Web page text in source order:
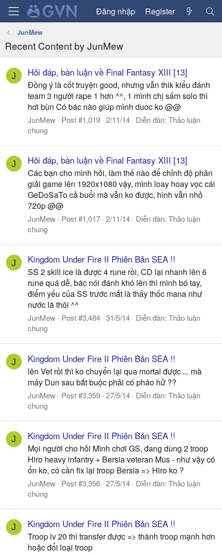
Đăng nhập Register
JunMew
Recent Content by JunMew
J Hỏi đáp, bàn luận về Final Fantasy XIII [13]
Đồng ý là cốt truyện good, nhưng vẫn thik kiểu đánh
team 3 người rape 1 hơn ^^, 1 mình chị sấm solo thì
hơi bùn Có bác nào giúp mình duoc ko @@
JunMew Post #1,019 2/11/14 Diễn đàn: Thảo luận
chung
J Hỏi đáp, bàn luận về Final Fantasy XIII [13]
Các bạn cho mình hỏi, làm thế nào để chỉnh độ phân
giải game lên 1920x1080 vậy, mình loay hoay vọc cái
GeDoSaTo cả buổi mà vẫn ko được, hình vẫn nhỏ
720p @@
JunMew Post #1,017 2/11/14 Diễn đàn: Thảo luận
chung
J Kingdom Under Fire II Phiên Bản SEA !!
SS 2 skill ice là được 4 rune rồi, CD lại nhanh lên 6
rune quá dễ, bác nói đánh khó lên thì mình bó tay,
điểm yếu của SS trước mắt là thấy thốc mana như
nước lã thôi ^^
JunMew Post #3,484 31/5/14 Diễn đàn: Thảo luận
chung
J Kingdom Under Fire II Phiên Bản SEA !!
lên Vet rồi thì ko chuyển lại qua mortal được ... mà
mấy Dun sau bắt buộc phải có pháo hử ??
JunMew Post #3,359 27/5/14 Diễn đàn: Thảo luận
chung
J Kingdom Under Fire II Phiên Bản SEA !!
Mọi người cho hỏi Mình chơi GS, đang dùng 2 troop
Hiro heavy infantry + Bersia veteran Mus - như vậy có
ổn ko, có cần fix lại troop Bersia => Hiro ko ?
JunMew Post #3,356 27/5/14 Diễn đàn: Thảo luận
chung
J Kingdom Under Fire II Phiên Bản SEA !!
Troop lv 20 thì transfer được => thành troop mạnh hơn
hoặc đổi loại troop